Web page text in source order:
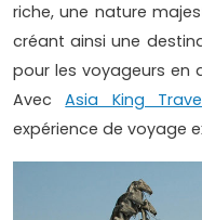
riche, une nature
créant ainsi une
pour les voyageurs en
AvecAsia King
expérience de voyage